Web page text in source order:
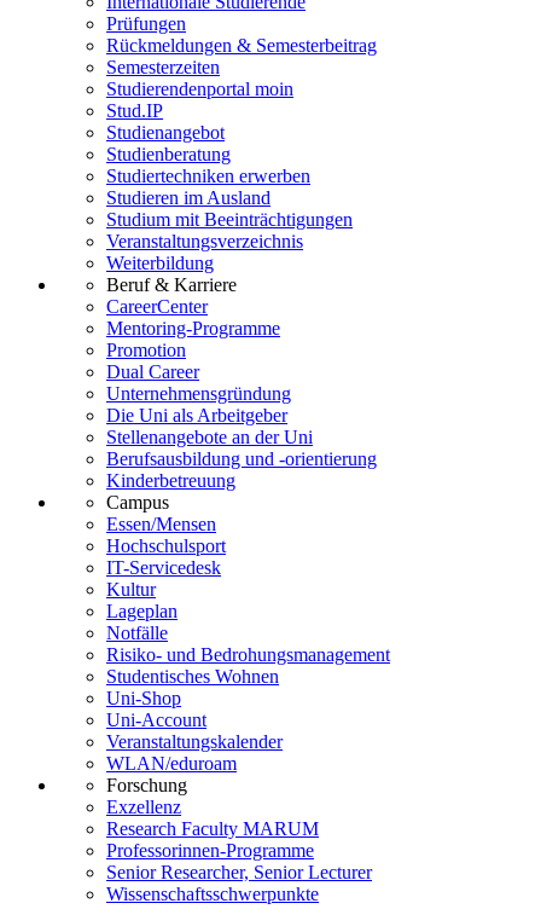
Prüfungen
Rückmeldungen & Semesterbeitrag
Semesterzeiten
Studierendenportal moin
Stud.IP
Studienangebot
Studienberatung
Studiertechniken erwerben
Studieren im Ausland
Studium mit Beeinträchtigungen
Veranstaltungsverzeichnis
Weiterbildung
Beruf & Karriere
CareerCenter
Mentoring-Programme
Promotion
Dual Career
Unternehmensgründung
Die Uni als Arbeitgeber
Stellenangebote an der Uni
Berufsausbildung und -orientierung
Kinderbetreuung
Campus
Essen/Mensen
Hochschulsport
IT-Servicedesk
Kultur
Lageplan
Notfälle
Risiko- und Bedrohungsmanagement
Studentisches Wohnen
Uni-Shop
Uni-Account
Veranstaltungskalender
WLAN/eduroam
Forschung
Exzellenz
Research Faculty MARUM
Professorinnen-Programme
Senior Researcher, Senior Lecturer
Wissenschaftsschwerpunkte